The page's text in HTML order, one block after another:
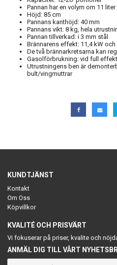
Pannan har en volym om 11 liter
Höjd: 85 cm
Pannans kanthöjd: 40 mm
Pannans vikt: 8 kg, hela
Pannan tillverkad: i 3 mm stål
Brännarens effekt: 11,4 kW
De två brännarkretsarna kan
Gasolförbrukning: vid full
Utrustningens ben är
bult/vingmuttrar
KUNDTJÄNST
Kontakt
Om Oss
Köpvillkor
KVALITÉ OCH PRISVÄRT
Vi fokuserar på priser, kvalite och
ANMÄL DIG TILL VÅRT